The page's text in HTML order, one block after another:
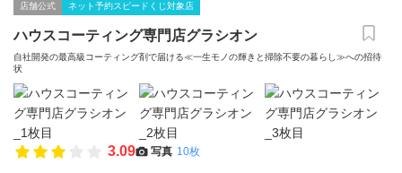
店舗公式 ネット予約スピードくじ対象店
ハウスコーティング専門店グラシオン
自社開発の最高級コーティング剤で届ける≪一生モノの輝きと掃除不要の暮らし≫への招待
状
3.09 写真 10枚